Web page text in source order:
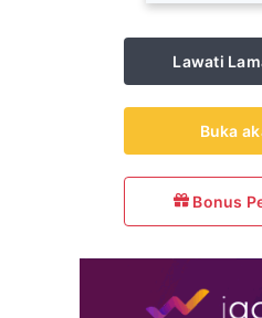
Lawati
Buka
Bonus